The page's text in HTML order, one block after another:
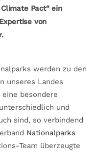
Pact“ ein
von
werden zu den
unseres Landes
besondere
und
sind, so verbindend
Nationalparks
Team überzeugte